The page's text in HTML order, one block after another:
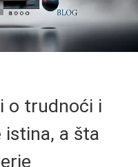
o trudnoći i
a šta